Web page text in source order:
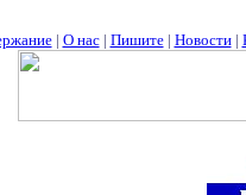
| О нас| Пишите| Новости|